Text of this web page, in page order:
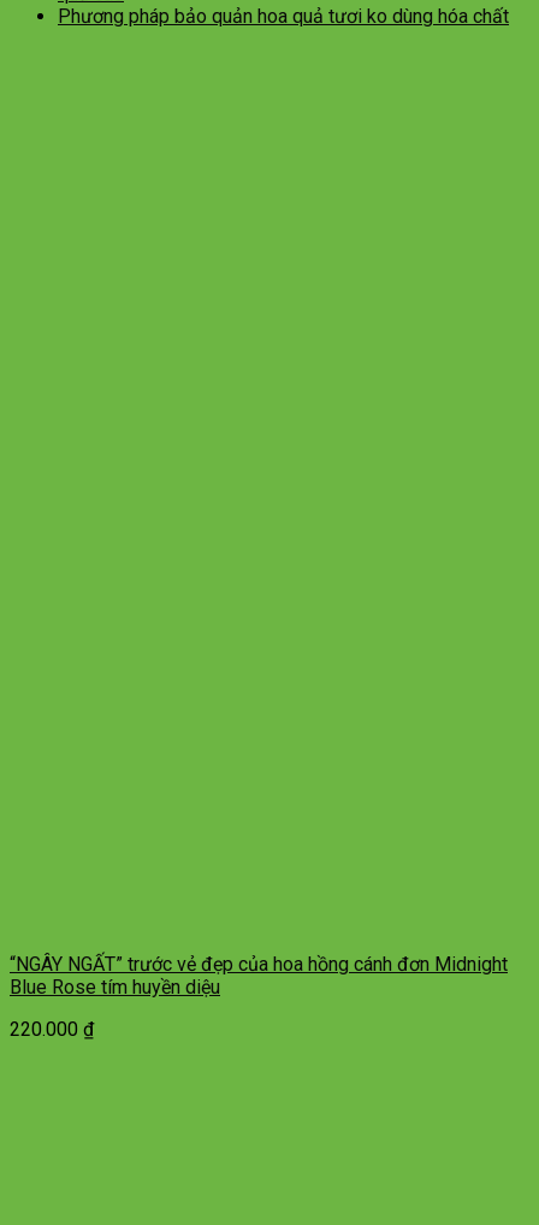
Phương pháp bảo quản hoa quả tươi ko dùng hóa chất
“NGÂY NGẤT” trước vẻ đẹp của hoa hồng cánh đơn Midnight
Blue Rose tím huyền diệu
220.000 ₫